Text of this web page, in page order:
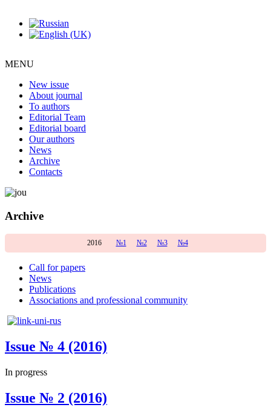
MENU
New issue
About journal
To authors
Editorial Team
Editorial board
Our authors
News
Archive
Contacts
Archive
2016 №1 №2 №3 №4
Call for papers
News
Publications
Associations and professional community
Issue № 4 (2016)
In progress
Issue № 2 (2016)